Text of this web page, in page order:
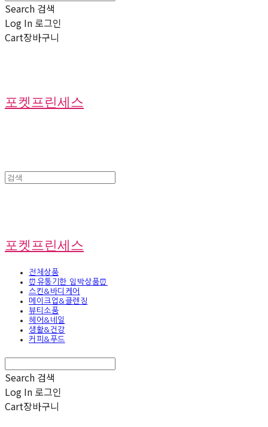
Search 검색
Log In 로그인
Cart장바구니
포켓프린세스
포켓프린세스
전체상품
⏰유통기한 임박상품⏰
스킨&바디케어
메이크업&클렌징
뷰티소품
헤어&네일
생활&건강
커피&푸드
Search 검색
Log In 로그인
Cart장바구니